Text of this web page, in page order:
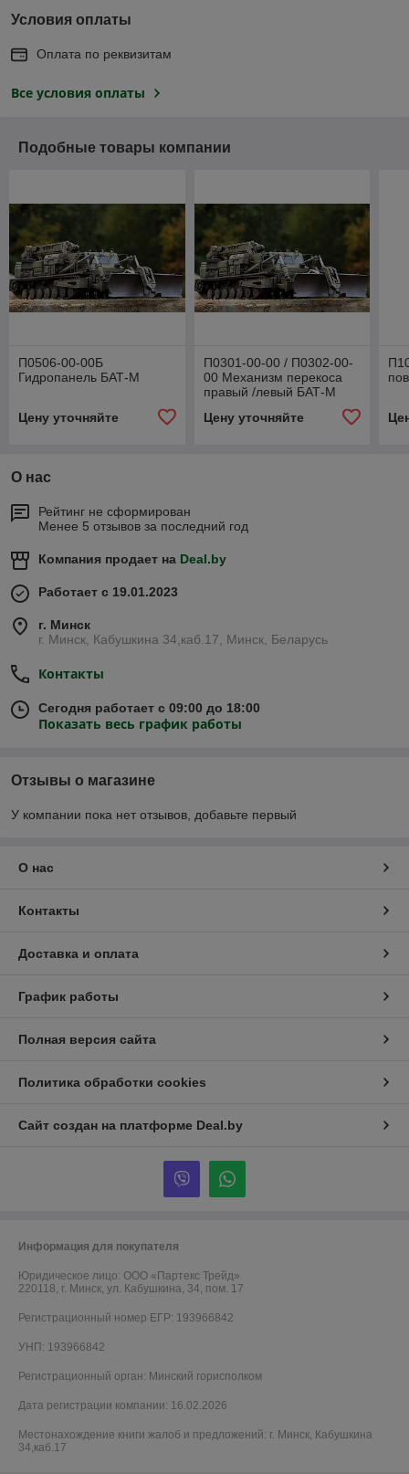
Условия оплаты
Оплата по реквизитам
Все условия оплаты
Подобные товары компании
П0506-00-00Б
Гидропанель БАТ-М
Цену уточняйте
П0301-00-00 / П0302-00-
00 Механизм перекоса
правый /левый БАТ-М
Цену уточняйте
О нас
Рейтинг не сформирован
Менее 5 отзывов за последний год
Компания продает на Deal.by
Работает с 19.01.2023
г. Минск
г. Минск, Кабушкина 34,каб.17, Минск, Беларусь
Контакты
Сегодня работает с 09:00 до 18:00
Показать весь график работы
Отзывы о магазине
У компании пока нет отзывов, добавьте первый
О нас
Контакты
Доставка и оплата
График работы
Полная версия сайта
Политика обработки cookies
Сайт создан на платформе Deal.by
Информация для покупателя
Юридическое лицо: ООО «Партекс Трейд»
220118, г. Минск, ул. Кабушкина, 34, пом. 17
Регистрационный номер ЕГР: 193966842
УНП: 193966842
Регистрационный орган: Минский горисполком
Дата регистрации компании: 16.02.2026
Местонахождение книги жалоб и предложений: г. Минск, Кабушкина
34,каб.17